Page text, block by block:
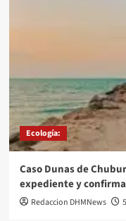
Ecología:
Caso Dunas de
expediente y
Redaccion DHMNews